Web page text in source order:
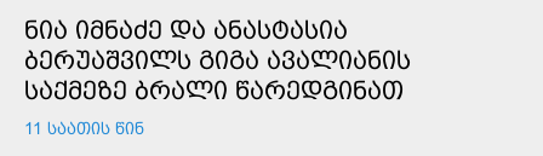
ᲜᲘᲐ ᲘᲛᲜᲐᲫᲔ ᲓᲐ ᲐᲜᲐᲡᲢᲐᲡᲘᲐ
ᲑᲔᲠᲣᲐᲨᲕᲘᲚᲡ ᲒᲘᲒᲐ ᲐᲕᲐᲚᲘᲐᲜᲘᲡ
ᲡᲐᲥᲛᲔᲖᲔ ᲑᲠᲐᲚᲘ ᲬᲐᲠᲔᲓᲒᲘᲜᲐᲗ
11 ᲡᲐᲐᲗᲘᲡ ᲬᲘᲜ